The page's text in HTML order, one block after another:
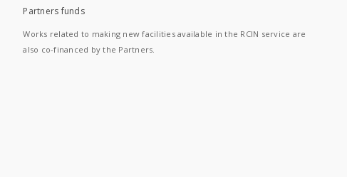
Partners funds
Works related to making new facilities available in the RCIN service are
also co-financed by the Partners.